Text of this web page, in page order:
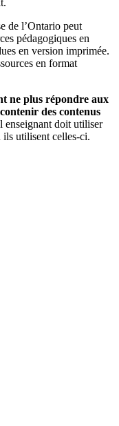
de l’Ontario peut
pédagogiques en
en version imprimée.
en format
ne plus répondre aux
des contenus
enseignant doit utiliser
ils utilisent celles-ci.